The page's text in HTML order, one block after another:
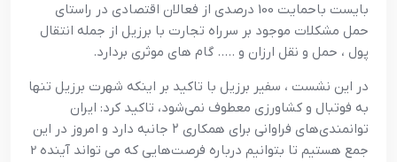
بایست باحمایت 100 درصدی از فعالان اقتصادی در راستای
حمل مشکلات موجود بر سرراه تجارت با برزیل از جمله انتقال
پول ، حمل و نقل ارزان و ….. گام های موثری بردارد.
در این نشست ، سفیر برزیل با تاکید بر اینکه شهرت برزیل تنها
به فوتبال و کشاورزی معطوف نمی‌شود، تاکید کرد: ایران
توانمندی‌های فراوانی برای همکاری ۲ جانبه دارد و امروز در این
جمع هستیم تا بتوانیم درباره فرصت‌هایی که می تواند آینده 2